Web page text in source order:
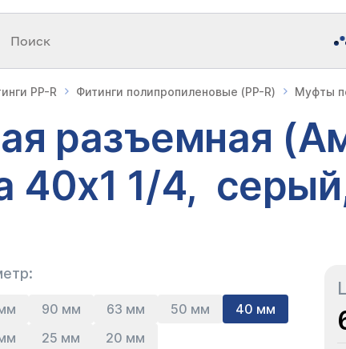
Поиск
PP-R Фитинги полипропиленовые (PP-R) Муфты
разъемная
40х1 1/4,
90 мм 63 мм 50 мм
40 мм
25 мм 20 мм